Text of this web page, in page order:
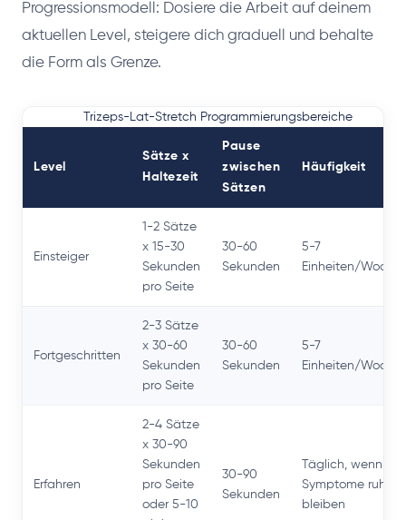
Progressionsmodell: Dosiere die Arbeit auf deinem
aktuellen Level, steigere dich graduell und behalte
die Form als Grenze.
Trizeps-Lat-Stretch Programmierungsbereiche
Level
Sätze x
Haltezeit
Pause
zwischen
Sätzen
Häufigkeit
Einsteiger
1-2 Sätze
x 15-30
Sekunden
pro Seite
30-60
Sekunden
5-7
Einheiten/Woche
Fortgeschritten
2-3 Sätze
x 30-60
Sekunden
pro Seite
30-60
Sekunden
5-7
Einheiten/Woche
Erfahren
2-4 Sätze
x 30-90
Sekunden
pro Seite
oder 5-10
30-90
Sekunden
Täglich, wenn
Symptome ruhig
bleiben